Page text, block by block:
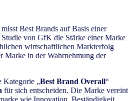
Best Brands auf Basis einer
Studie von GfK die Stärke einer Marke
wirtschaftlichen Markterfolg
Marke in der Wahrnehmung der
Kategorie „Best Brand Overall“
für sich entscheiden. Die Marke vereint